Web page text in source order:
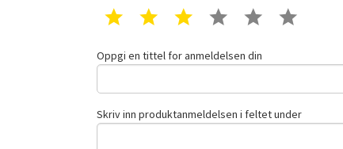
1 star 2 star 3 star 4 star 5 star
Oppgi en tittel for anmeldelsen din
Skriv inn produktanmeldelsen i feltet under